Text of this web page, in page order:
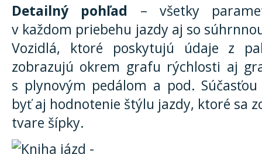
Detailný pohľad – všetky
v každom priebehu jazdy aj so
Vozidlá, ktoré poskytujú údaje z
zobrazujú okrem grafu rýchlosti aj
s plynovým pedálom a pod.
byť aj hodnotenie štýlu jazdy, ktoré sa
tvare šípky.